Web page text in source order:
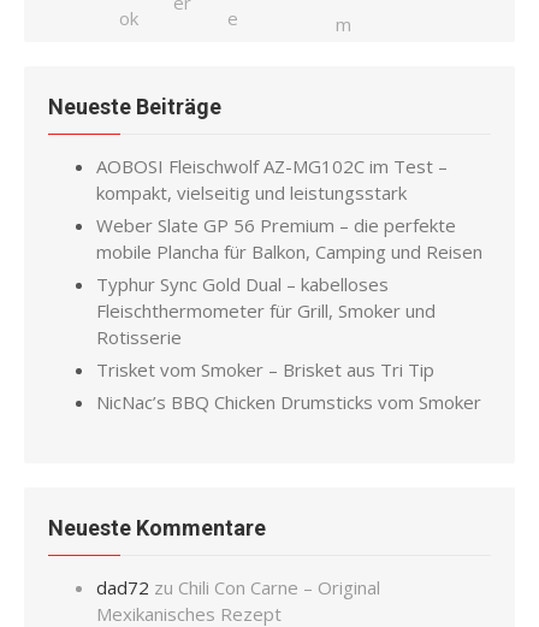
Neueste Beiträge
AOBOSI Fleischwolf AZ-MG102C im Test –
kompakt, vielseitig und leistungsstark
Weber Slate GP 56 Premium – die perfekte
mobile Plancha für Balkon, Camping und Reisen
Typhur Sync Gold Dual – kabelloses
Fleischthermometer für Grill, Smoker und
Rotisserie
Trisket vom Smoker – Brisket aus Tri Tip
NicNac’s BBQ Chicken Drumsticks vom Smoker
Neueste Kommentare
dad72 zu Chili Con Carne – Original
Mexikanisches Rezept